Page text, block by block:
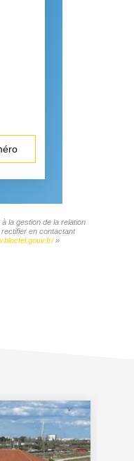
la gestion de la relation
en contactant
»